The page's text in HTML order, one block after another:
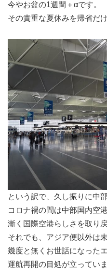
今やお盆の1週間＋αです。
その貴重な夏休みを帰省だ
という訳で、久し振りに中
コロナ禍の間は中部国内空
漸く国際空港らしさを取り
それでも、アジア便以外は
幾度と無くお世話になった
運航再開の目処が立ってい